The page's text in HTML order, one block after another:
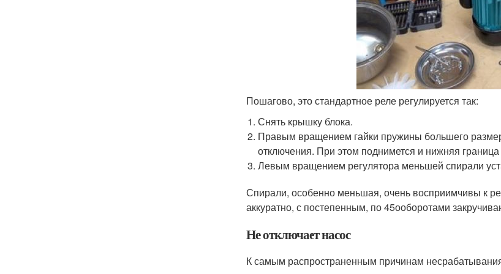
Пошагово, это стандартное реле регулируется так:
Снять крышку блока.
Правым вращением гайки пружины большего
отключения. При этом поднимется и нижняя граница
Левым вращением регулятора меньшей спирали
Спирали, особенно меньшая, очень восприимчивы к
аккуратно, с постепенным, по 45ооборотами
Не отключает насос
К самым распространенным причинам